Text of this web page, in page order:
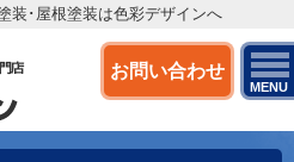
お問い合わせ
MENU
装･屋根塗装は色彩デザインへ